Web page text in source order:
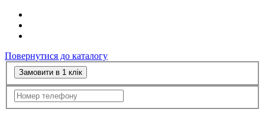
Повернутися до каталогу
Замовити в 1 клік